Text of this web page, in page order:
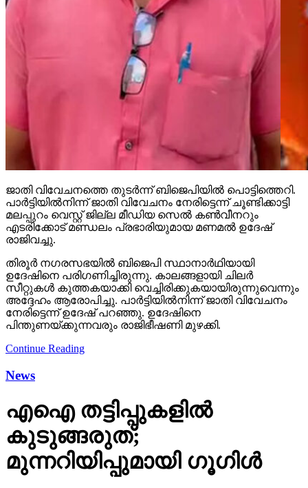
ജാതി വിവേചനത്തെ തുടര്‍ന്ന് ബിജെപിയില്‍ പൊട്ടിത്തെറി.
പാര്‍ട്ടിയില്‍നിന്ന് ജാതി വിവേചനം നേരിട്ടെന്ന് ചൂണ്ടിക്കാട്ടി
മലപ്പുറം വെസ്റ്റ് ജില്ല മീഡിയ സെല്‍ കണ്‍വീനറും
എടരിക്കോട് മണ്ഡലം പ്രഭാരിയുമായ മണമല്‍ ഉദേഷ്
രാജിവച്ചു.
തിരൂര്‍ നഗരസഭയില്‍ ബിജെപി സ്ഥാനാര്‍ഥിയായി
ഉദേഷിനെ പരിഗണിച്ചിരുന്നു. കാലങ്ങളായി ചിലര്‍
സീറ്റുകള്‍ കുത്തകയാക്കി വെച്ചിരിക്കുകയായിരുന്നുവെന്നും
അദ്ദേഹം ആരോപിച്ചു. പാര്‍ട്ടിയില്‍നിന്ന് ജാതി വിവേചനം
നേരിട്ടെന്ന് ഉദേഷ് പറഞ്ഞു. ഉദേഷിനെ
പിന്തുണയ്ക്കുന്നവരും രാജിഭീഷണി മുഴക്കി.
Continue Reading
News
എഐ തട്ടിപ്പുകളില്‍
കുടുങ്ങരുത്;
മുന്നറിയിപ്പുമായി ഗൂഗിള്‍